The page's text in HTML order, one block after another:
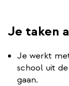
Je taken
Je werkt
school uit
gaan.